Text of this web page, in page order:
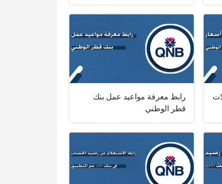
رابط معرفة مواعيد عمل بنك
قطر الوطني